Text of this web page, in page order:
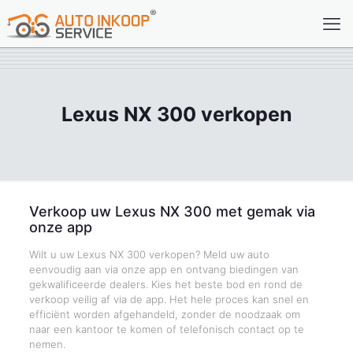
Lexus NX 300 verkopen
Verkoop uw Lexus NX 300 met gemak via
onze app
Wilt u uw Lexus NX 300 verkopen? Meld uw auto
eenvoudig aan via onze app en ontvang biedingen van
gekwalificeerde dealers. Kies het beste bod en rond de
verkoop veilig af via de app. Het hele proces kan snel en
efficiënt worden afgehandeld, zonder de noodzaak om
naar een kantoor te komen of telefonisch contact op te
nemen.